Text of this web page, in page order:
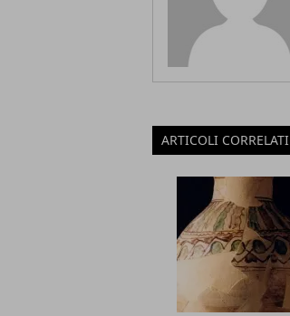
ARTICOLI CORRELATI